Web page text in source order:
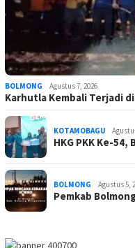
BOLMONG Agustus 7, 2026
Karhutla Kembali Terjadi
KOTAMOBAGU
HKG PKK Ke-
BOLMONG Agustus 5,
Pemkab